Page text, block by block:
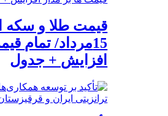
قیمت طلا و سکه
15مرداد/ تمام
افزایش + جدول